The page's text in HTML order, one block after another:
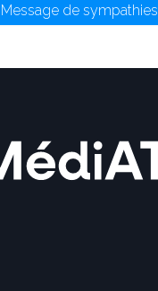
Message de sympathies